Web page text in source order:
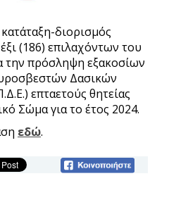
διορισμός
(186) επιλαχόντων του
την πρόσληψη εξακοσίων
Δασικών
επταετούς θητείας
Σώμα για το έτος 2024.
εδώ.